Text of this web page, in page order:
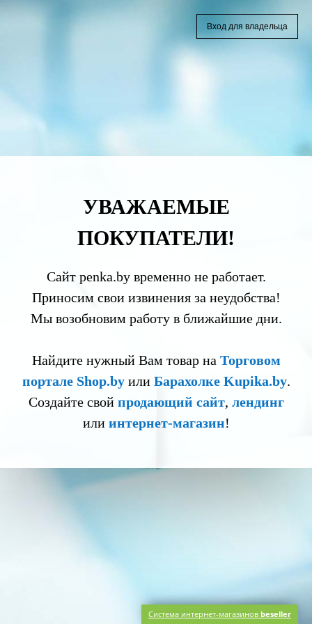
УВАЖАЕМЫЕ
ПОКУПАТЕЛИ!
Сайт penka.by временно не работает.
Приносим свои извинения за неудобства!
Мы возобновим работу в ближайшие дни.
Найдите нужный Вам товар на Торговом
портале Shop.byили Барахолке Kupika.by.
Создайте свой продающий сайт, лендинг
или интернет-магазин!
Вход для владельца
Система интернет-магазинов beseller